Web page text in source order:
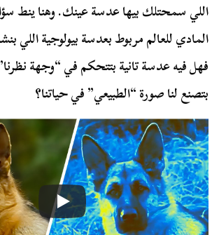
اللي سمحتلك بيها عدسة عينك. وهنا ينط
المادي للعالم مربوط بعدسة بيولوجية اللي
فهل فيه عدسة تانية بتتحكم في “وجهة
بتصنع لنا صورة “الطبيعي” في حياتنا؟